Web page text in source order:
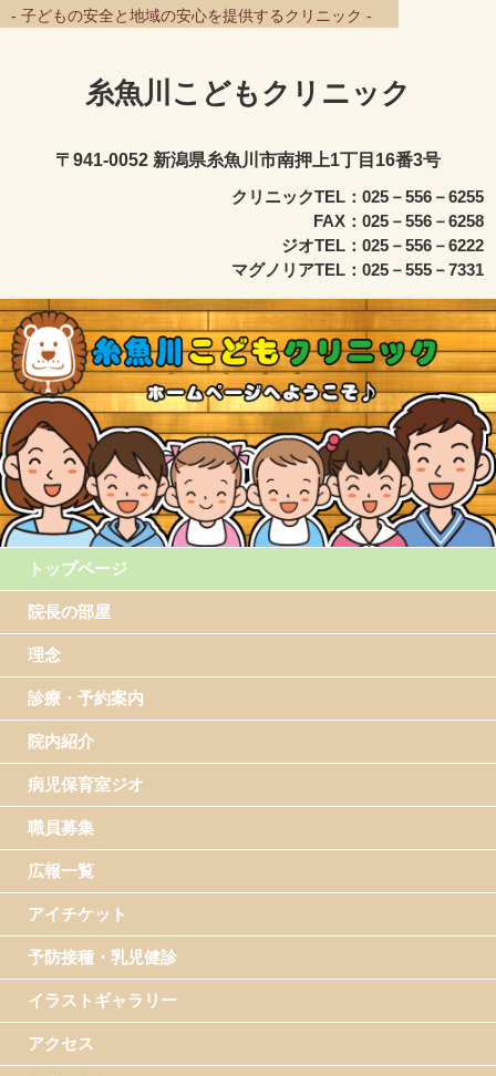
- 子どもの安全と地域の安心を提供するクリニック -
糸魚川こどもクリニック
〒941-0052 新潟県糸魚川市南押上1丁目16番3号
クリニックTEL：025－556－6255
FAX：025－556－6258
ジオTEL：025－556－6222
マグノリアTEL：025－555－7331
トップページ
院長の部屋
理念
診療・予約案内
院内紹介
病児保育室ジオ
職員募集
広報一覧
アイチケット
予防接種・乳児健診
イラストギャラリー
アクセス